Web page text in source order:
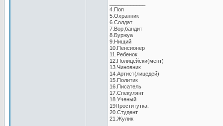
4.Поп
5.Охранник
6.Солдат
7.Вор,бандит
8.Буржуа
9.Нищий
10.Пенсионер
11.Ребенок
12.Полицейски(мент)
13.Чиновник
14.Артист(лицедей)
15.Политик
16.Писатель
17.Спекулянт
18.Ученый
19Проститутка.
20.Студент
21.Жулик